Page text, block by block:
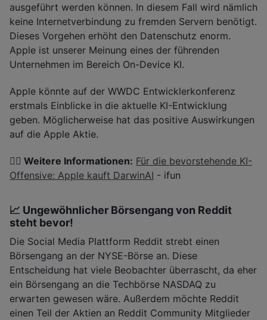
ausgeführt werden können. In diesem Fall wird nämlich
keine Internetverbindung zu fremden Servern benötigt.
Dieses Vorgehen erhöht den Datenschutz enorm.
Apple ist unserer Meinung eines der führenden
Unternehmen im Bereich On-Device KI.
Apple könnte auf der WWDC Entwicklerkonferenz
erstmals Einblicke in die aktuelle KI-Entwicklung
geben. Möglicherweise hat das positive Auswirkungen
auf die Apple Aktie.
👉🏽 Weitere Informationen: Für die bevorstehende KI-
Offensive: Apple kauft DarwinAI - ifun
📈 Ungewöhnlicher Börsengang von Reddit
steht bevor!
Die Social Media Plattform Reddit strebt einen
Börsengang an der NYSE-Börse an. Diese
Entscheidung hat viele Beobachter überrascht, da eher
ein Börsengang an die Techbörse NASDAQ zu
erwarten gewesen wäre. Außerdem möchte Reddit
einen Teil der Aktien an Reddit Community Mitglieder